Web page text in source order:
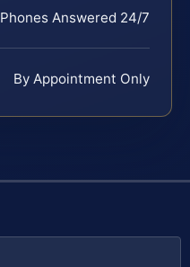
Phones Answered 24/7
By Appointment Only